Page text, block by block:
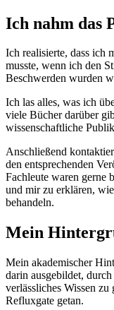
Ich nahm das
Ich realisierte, dass ich
musste, wenn ich den
Beschwerden wurden
Ich las alles, was ich
viele Bücher darüber
wissenschaftliche
Anschließend
den entsprechenden
Fachleute waren gerne
und mir zu erklären,
behandeln.
Mein
Mein akademischer
darin ausgebildet,
verlässliches Wissen
Refluxgate getan.